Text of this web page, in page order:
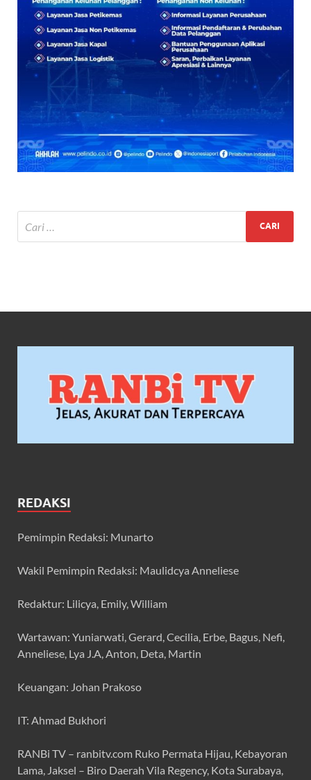
REDAKSI
Pemimpin Redaksi: Munarto
Wakil Pemimpin Redaksi: Maulidcya Anneliese
Redaktur: Lilicya, Emily, William
Wartawan: Yuniarwati, Gerard, Cecilia, Erbe, Bagus, Nefi,
Anneliese, Lya J.A, Anton, Deta, Martin
Keuangan: Johan Prakoso
IT: Ahmad Bukhori
RANBi TV – ranbitv.com Ruko Permata Hijau, Kebayoran
Lama, Jaksel – Biro Daerah Vila Regency, Kota Surabaya,